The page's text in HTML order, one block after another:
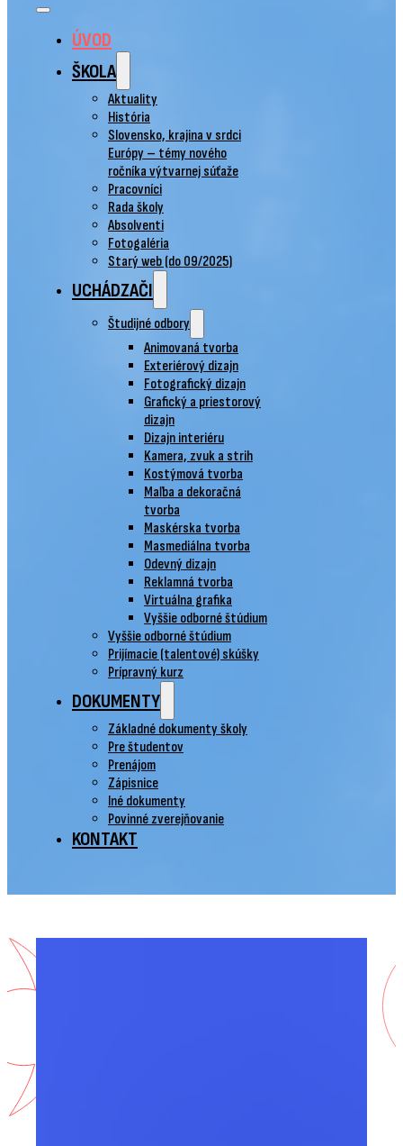
ÚVOD
ŠKOLA
Aktuality
História
Slovensko, krajina v srdci
Európy – témy nového
ročníka výtvarnej súťaže
Pracovníci
Rada školy
Absolventi
Fotogaléria
Starý web (do 09/2025)
UCHÁDZAČI
Študijné odbory
Animovaná tvorba
Exteriérový dizajn
Fotografický dizajn
Grafický a priestorový
dizajn
Dizajn interiéru
Kamera, zvuk a strih
Kostýmová tvorba
Maľba a dekoračná
tvorba
Maskérska tvorba
Masmediálna tvorba
Odevný dizajn
Reklamná tvorba
Virtuálna grafika
Vyššie odborné štúdium
Vyššie odborné štúdium
Prijímacie (talentové) skúšky
Prípravný kurz
DOKUMENTY
Základné dokumenty školy
Pre študentov
Prenájom
Zápisnice
Iné dokumenty
Povinné zverejňovanie
KONTAKT